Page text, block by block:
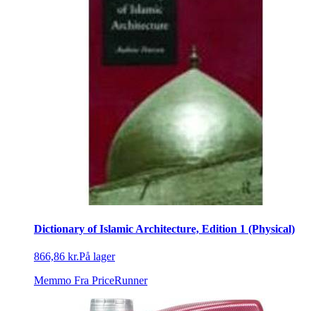
Dictionary of Islamic Architecture, Edition 1 (Physical)
866,86 kr.På lager
Memmo Fra PriceRunner